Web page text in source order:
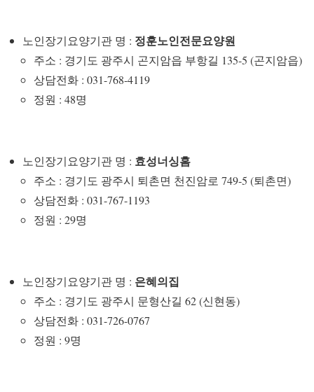
노인장기요양기관 명 : 정훈노인전문요양원
주소 : 경기도 광주시 곤지암읍 부항길 135-5 (곤지암읍)
상담전화 : 031-768-4119
정원 : 48명
노인장기요양기관 명 : 효성너싱홈
주소 : 경기도 광주시 퇴촌면 천진암로 749-5 (퇴촌면)
상담전화 : 031-767-1193
정원 : 29명
노인장기요양기관 명 : 은혜의집
주소 : 경기도 광주시 문형산길 62 (신현동)
상담전화 : 031-726-0767
정원 : 9명